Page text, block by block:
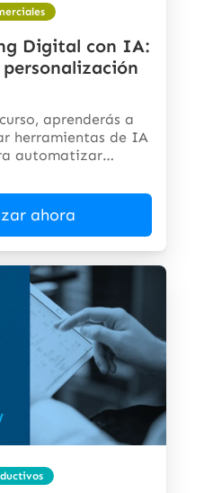
Digital con IA:
aprenderás a
herramientas de IA
automatizar
ahora